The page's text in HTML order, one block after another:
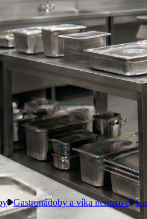
Gastronádoby a víka nerezové